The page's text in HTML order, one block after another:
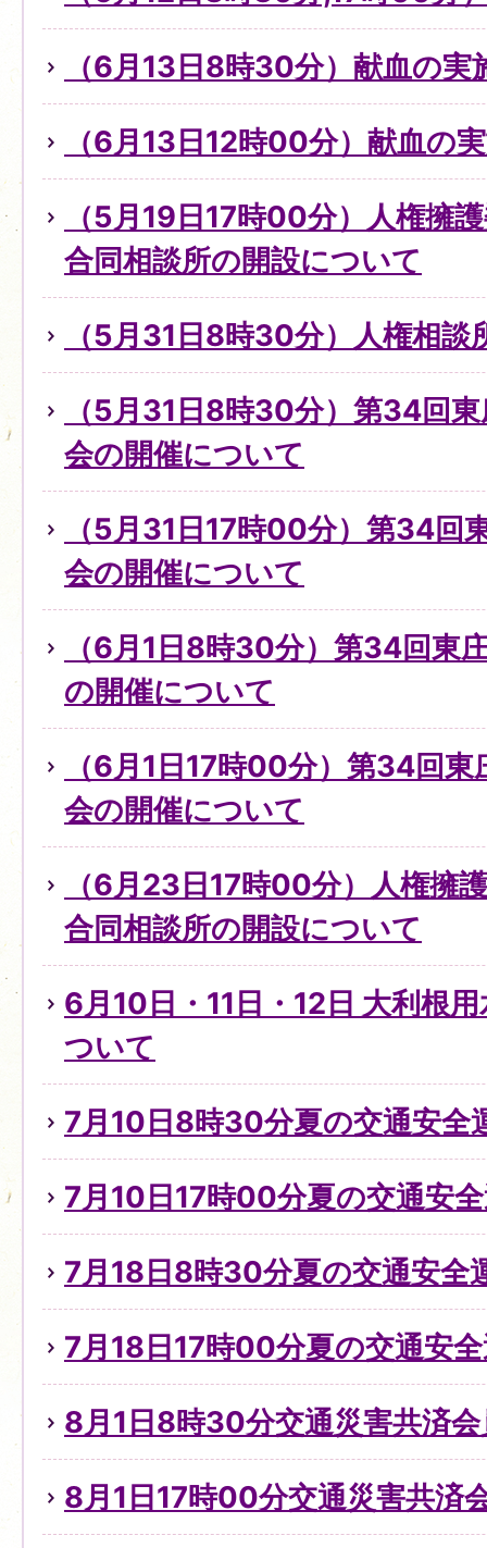
（6月13日8時30分）献血の実
（6月13日12時00分）献血の
（5月19日17時00分）人権擁
合同相談所の開設について
（5月31日8時30分）人権相
（5月31日8時30分）第34回
会の開催について
（5月31日17時00分）第34回
会の開催について
（6月1日8時30分）第34回東
の開催について
（6月1日17時00分）第34回
会の開催について
（6月23日17時00分）人権擁
合同相談所の開設について
6月10日・11日・12日 大利根
ついて
7月10日8時30分夏の交通安全
7月10日17時00分夏の交通安
7月18日8時30分夏の交通安全
7月18日17時00分夏の交通安
8月1日8時30分交通災害共済
8月1日17時00分交通災害共済